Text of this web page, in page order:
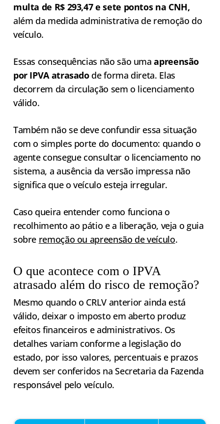
multa de R$ 293,47 e sete pontos na CNH,
além da medida administrativa de remoção do
veículo.
Essas consequências não são umaapreensão
por IPVA atrasadode forma direta. Elas
decorrem da circulação sem o licenciamento
válido.
Também não se deve confundir essa situação
com o simples porte do documento: quando o
agente consegue consultar o licenciamento no
sistema, a ausência da versão impressa não
significa que o veículo esteja irregular.
Caso queira entender como funciona o
recolhimento ao pátio e a liberação, veja o guia
sobre remoção ou apreensão de veículo.
O que acontece com o IPVA
atrasado além do risco de remoção?
Mesmo quando o CRLV anterior ainda está
válido, deixar o imposto em aberto produz
efeitos financeiros e administrativos. Os
detalhes variam conforme a legislação do
estado, por isso valores, percentuais e prazos
devem ser conferidos na Secretaria da Fazenda
responsável pelo veículo.